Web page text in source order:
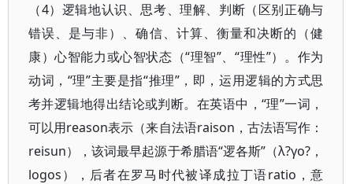
（4）逻辑地认识、思考、理解、判断（区别正确与
错误、是与非）、确信、计算、衡量和决断的（健
康）心智能力或心智状态（“理智”、“理性”）。作为
动词，“理”主要是指“推理”，即，运用逻辑的方式思
考并逻辑地得出结论或判断。在英语中，“理”一词，
可以用reason表示（来自法语raison，古法语写作：
reisun），该词最早起源于希腊语“逻各斯”（λ?γο?，
logos），后者在罗马时代被译成拉丁语ratio，意